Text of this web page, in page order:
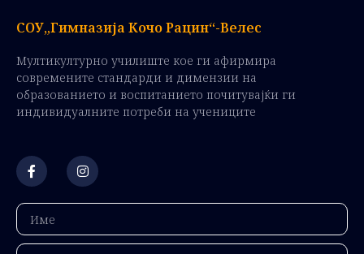
СОУ„Гимназија Кочо Рацин“-Велес
Мултикултурно училиште кое ги афирмира
современите стандарди и димензии на
образованието и воспитанието почитувајќи ги
индивидуалните потреби на учениците